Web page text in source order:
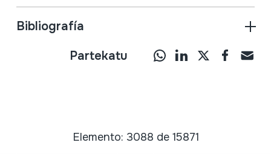
Bibliografía
Partekatu
Elemento: 3088 de 15871